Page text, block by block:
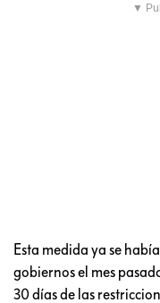
▼
Esta medida ya se
gobiernos el mes
30 días de las